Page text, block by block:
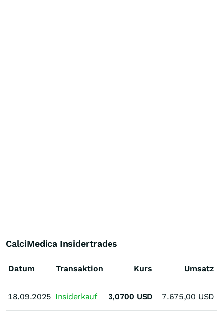
CalciMedica Insidertrades
Datum
18.09.2025
Transaktion Kurs Umsatz
18.09.2025 Insiderkauf 3,0700 USD 7.675,00 USD